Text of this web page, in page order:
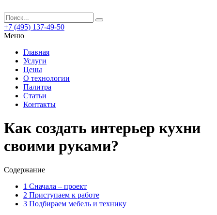
+7 (495) 137-49-50
Меню
Главная
Услуги
Цены
О технологии
Палитра
Статьи
Контакты
Как создать интерьер кухни
своими руками?
Содержание
1 Сначала – проект
2 Приступаем к работе
3 Подбираем мебель и технику